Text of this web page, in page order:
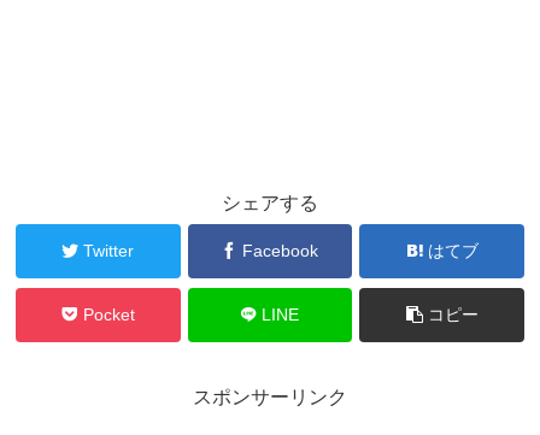
シェアする
Twitter Facebook はてブ
Pocket LINE コピー
スポンサーリンク